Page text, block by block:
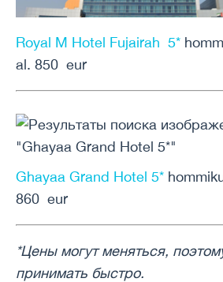
Royal M Hotel Fujairah 5*
al. 850 eur
Ghayaa Grand Hotel 5*
860 eur
*Цены могут меняться,
принимать быстро.